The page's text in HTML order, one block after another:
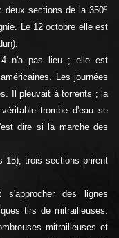
deux sections de la 350e
Le 12 octobre elle est
n'a pas lieu ; elle est
Les journées
Il pleuvait à torrents ; la
trombe d'eau se
dire si la marche des
15), trois sections prirent
s'approcher des lignes
tirs de mitrailleuses.
mitrailleuses et